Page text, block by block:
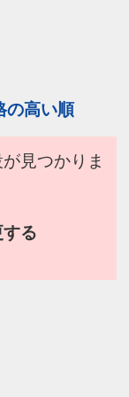
の高い順
見つかりま
る